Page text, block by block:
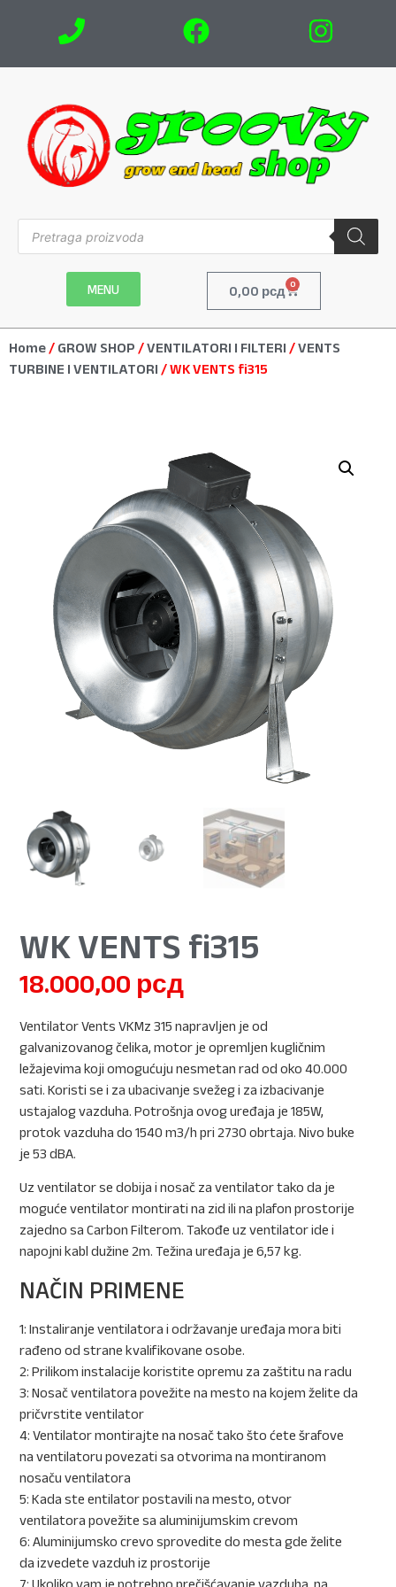
MENU 0,00 рсд 0
Home / GROW SHOP /VENTILATORI I FILTERI /VENTS
TURBINE I VENTILATORI / WK VENTS fi315
WK VENTS fi315
18.000,00 рсд
Ventilator Vents VKMz 315 napravljen je od
galvanizovanog čelika, motor je opremljen kugličnim
ležajevima koji omogućuju nesmetan rad od oko 40.000
sati. Koristi se i za ubacivanje svežeg i za izbacivanje
ustajalog vazduha. Potrošnja ovog uređaja je 185W,
protok vazduha do 1540 m3/h pri 2730 obrtaja. Nivo buke
je 53 dBA.
Uz ventilator se dobija i nosač za ventilator tako da je
moguće ventilator montirati na zid ili na plafon prostorije
zajedno sa Carbon Filterom. Takođe uz ventilator ide i
napojni kabl dužine 2m. Težina uređaja je 6,57 kg.
NAČIN PRIMENE
1: Instaliranje ventilatora i održavanje uređaja mora biti
rađeno od strane kvalifikovane osobe.
2: Prilikom instalacije koristite opremu za zaštitu na radu
3: Nosač ventilatora povežite na mesto na kojem želite da
pričvrstite ventilator
4: Ventilator montirajte na nosač tako što ćete šrafove
na ventilatoru povezati sa otvorima na montiranom
nosaču ventilatora
5: Kada ste entilator postavili na mesto, otvor
ventilatora povežite sa aluminijumskim crevom
6: Aluminijumsko crevo sprovedite do mesta gde želite
da izvedete vazduh iz prostorije
7: Ukoliko vam je potrebno prečišćavanje vazduha, na